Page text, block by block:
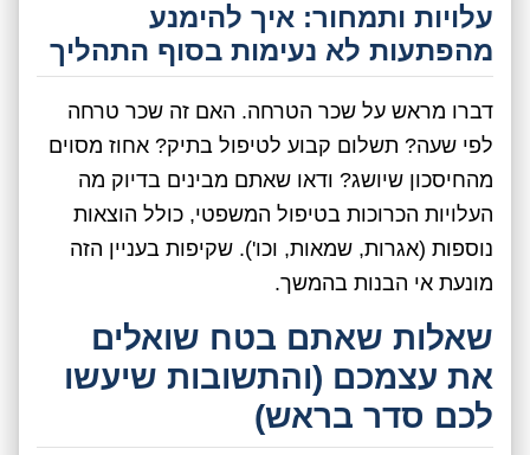
עלויות ותמחור: איך להימנע
מהפתעות לא נעימות בסוף התהליך
דברו מראש על שכר הטרחה. האם זה שכר טרחה
לפי שעה? תשלום קבוע לטיפול בתיק? אחוז מסוים
מהחיסכון שיושג? ודאו שאתם מבינים בדיוק מה
העלויות הכרוכות בטיפול המשפטי, כולל הוצאות
נוספות (אגרות, שמאות, וכו'). שקיפות בעניין הזה
מונעת אי הבנות בהמשך.
שאלות שאתם בטח שואלים
את עצמכם (והתשובות שיעשו
לכם סדר בראש)